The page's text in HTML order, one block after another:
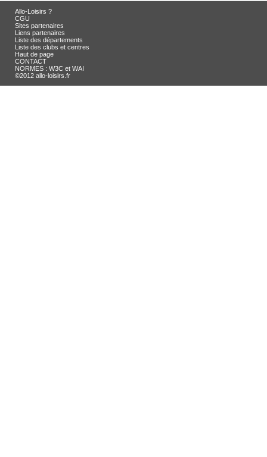
Allo-Loisirs ?
CGU
Sites partenaires
Liens partenaires
Liste des départements
Liste des clubs et centres
Haut de page
CONTACT
NORMES : W3C et WAI
©2012 allo-loisirs.fr